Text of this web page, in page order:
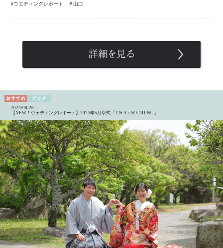
#ウエディングレポート ＃山口
2024/08/26
【NEW！ウェディングレポート】2024年5月挙式「T & A's WEDDING」